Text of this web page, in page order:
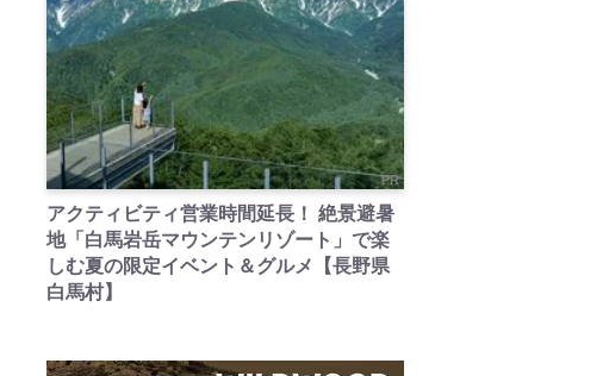
PR
アクティビティ営業時間延長！ 絶景避暑
地「白馬岩岳マウンテンリゾート」で楽
しむ夏の限定イベント＆グルメ【長野県
白馬村】